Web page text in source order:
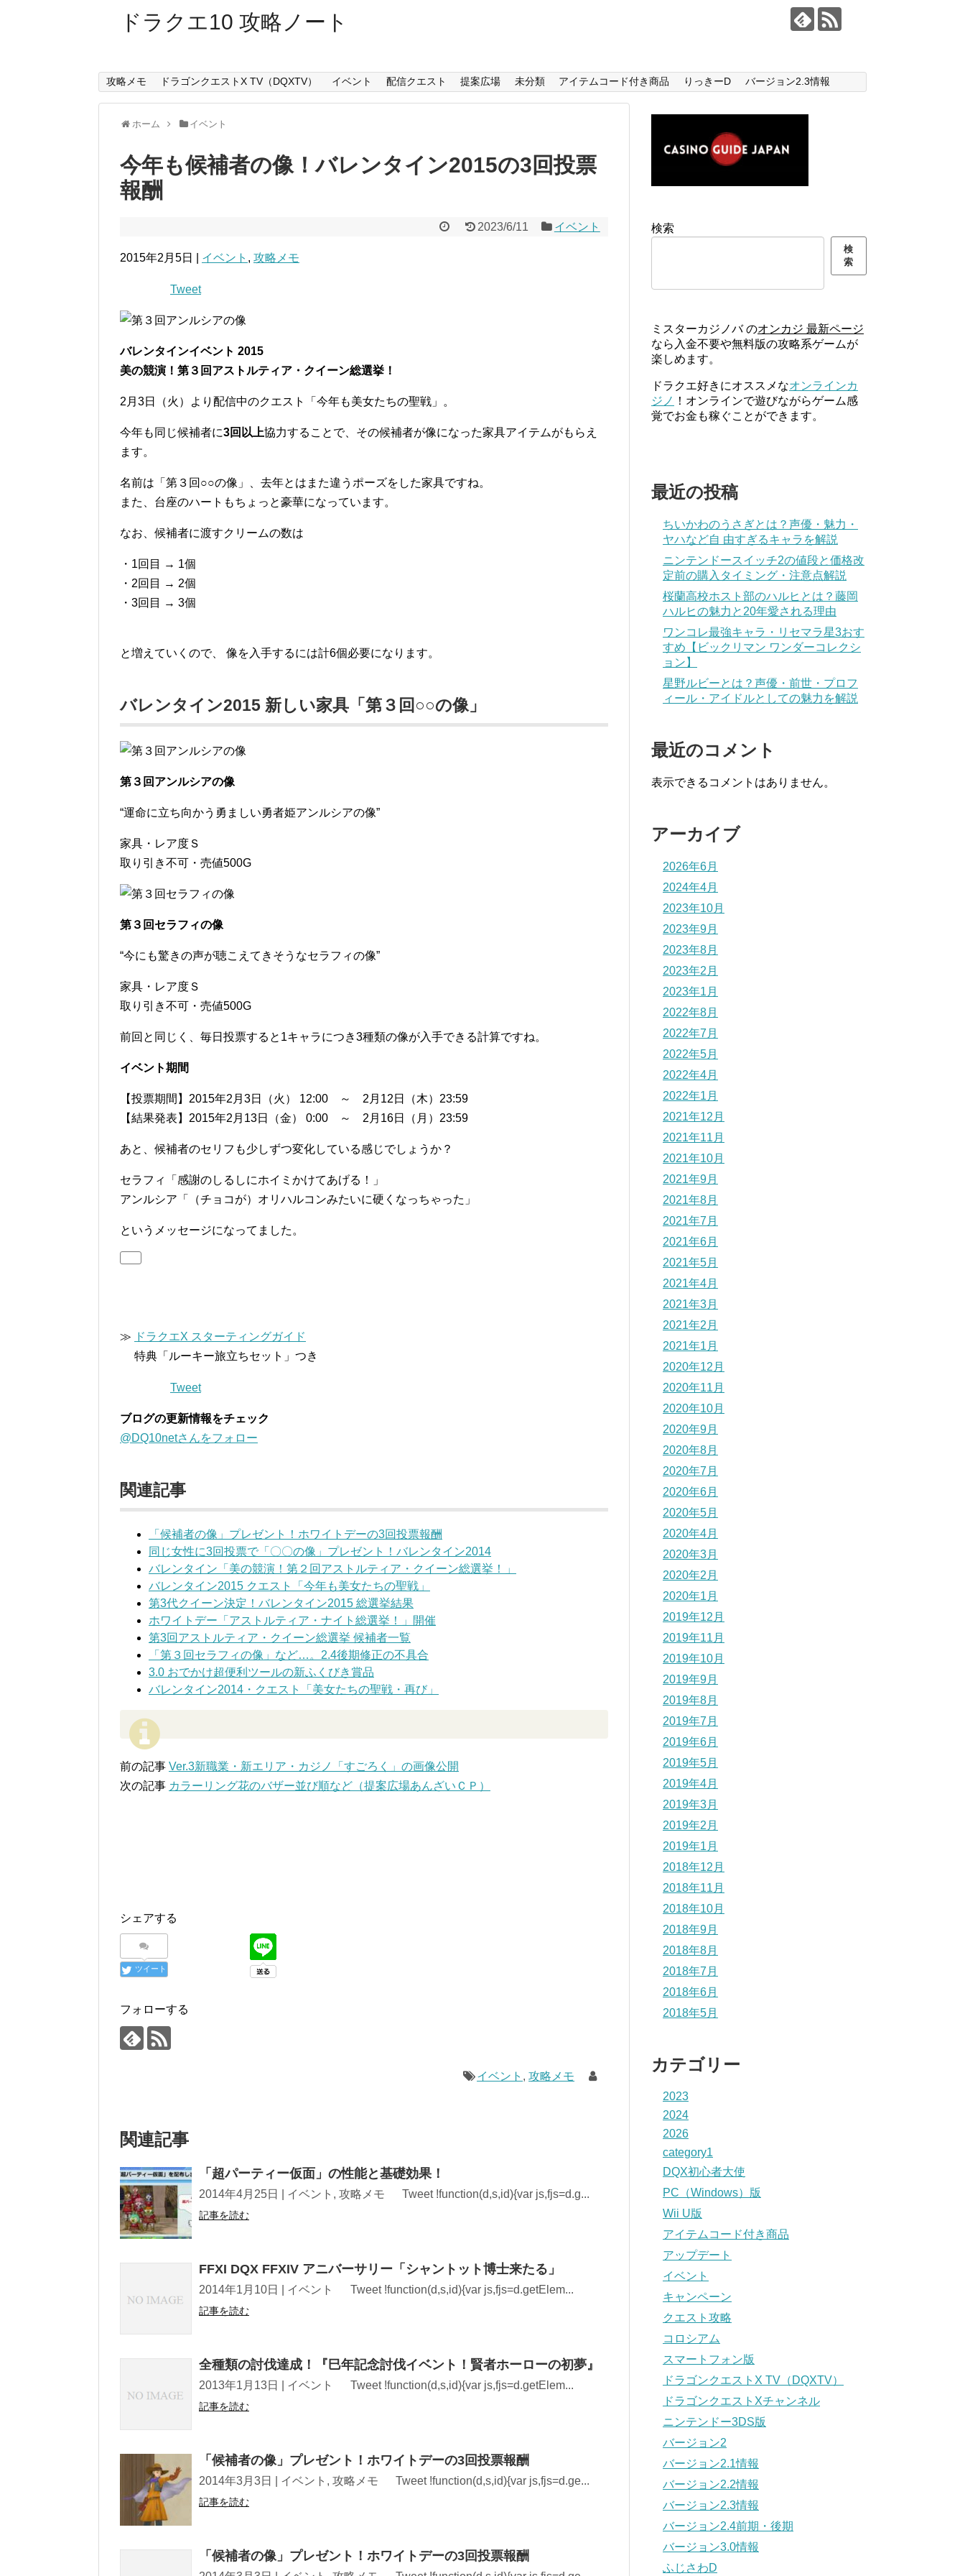
ドラクエ10 攻略ノート
攻略メモ ドラゴンクエストX TV（DQXTV） イベント 配信クエスト 提案広場 未分類 アイテムコード付き商品 りっきーD バージョン2.3情報
ホーム イベント
今年も候補者の像！バレンタイン2015の3回投票
報酬
2023/6/11 イベント
2015年2月5日 | イベント , 攻略メモ
Tweet
バレンタインイベント 2015
美の競演！第３回アストルティア・クイーン総選挙！
2月3日（火）より配信中のクエスト「今年も美女たちの聖戦」。
今年も同じ候補者に3回以上協力することで、その候補者が像になった家具アイテムがもらえ
ます。
名前は「第３回○○の像」、去年とはまた違うポーズをした家具ですね。
また、台座のハートもちょっと豪華になっています。
なお、候補者に渡すクリームの数は
・1回目 → 1個
・2回目 → 2個
・3回目 → 3個
と増えていくので、 像を入手するには計6個必要になります。
バレンタイン2015 新しい家具「第３回○○の像」
第３回アンルシアの像
“運命に立ち向かう勇ましい勇者姫アンルシアの像”
家具・レア度Ｓ
取り引き不可・売値500G
第３回セラフィの像
“今にも驚きの声が聴こえてきそうなセラフィの像”
家具・レア度Ｓ
取り引き不可・売値500G
前回と同じく、毎日投票すると1キャラにつき3種類の像が入手できる計算ですね。
イベント期間
【投票期間】2015年2月3日（火） 12:00 ～ 2月12日（木）23:59
【結果発表】2015年2月13日（金） 0:00 ～ 2月16日（月）23:59
あと、候補者のセリフも少しずつ変化している感じでしょうか？
セラフィ「感謝のしるしにホイミかけてあげる！」
アンルシア「（チョコが）オリハルコンみたいに硬くなっちゃった」
というメッセージになってました。
≫ ドラクエX スターティングガイド
特典「ルーキー旅立ちセット」つき
Tweet
ブログの更新情報をチェック
@DQ10netさんをフォロー
関連記事
「候補者の像」プレゼント！ホワイトデーの3回投票報酬
同じ女性に3回投票で「〇〇の像」プレゼント！バレンタイン2014
バレンタイン「美の競演！第２回アストルティア・クイーン総選挙！」
バレンタイン2015 クエスト「今年も美女たちの聖戦」
第3代クイーン決定！バレンタイン2015 総選挙結果
ホワイトデー「アストルティア・ナイト総選挙！」開催
第3回アストルティア・クイーン総選挙 候補者一覧
「第３回セラフィの像」など…。2.4後期修正の不具合
3.0 おでかけ超便利ツールの新ふくびき賞品
バレンタイン2014・クエスト「美女たちの聖戦・再び」
前の記事 Ver.3新職業・新エリア・カジノ「すごろく」の画像公開
次の記事 カラーリング花のバザー並び順など（提案広場あんざいＣＰ）
シェアする
ツイート
フォローする
イベント ,攻略メモ
関連記事
「超パーティー仮面」の性能と基礎効果！
2014年4月25日 | イベント, 攻略メモ Tweet !function(d,s,id){var js,fjs=d.g...
記事を読む
FFXI DQX FFXIV アニバーサリー「シャントット博士来たる」
2014年1月10日 | イベント Tweet !function(d,s,id){var js,fjs=d.getElem...
記事を読む
全種類の討伐達成！『巳年記念討伐イベント！賢者ホーローの初夢』
2013年1月13日 | イベント Tweet !function(d,s,id){var js,fjs=d.getElem...
記事を読む
「候補者の像」プレゼント！ホワイトデーの3回投票報酬
2014年3月3日 | イベント, 攻略メモ Tweet !function(d,s,id){var js,fjs=d.ge...
記事を読む
「候補者の像」プレゼント！ホワイトデーの3回投票報酬
検索
検
索
ミスターカジノバ のオンカジ 最新ページ
なら入金不要や無料版の攻略系ゲームが
楽しめます。
ドラクエ好きにオススメなオンラインカ
ジノ ！オンラインで遊びながらゲーム感
覚でお金も稼ぐことができます。
最近の投稿
ちいかわのうさぎとは？声優・魅力・
ヤハなど自 由すぎるキャラを解説
ニンテンドースイッチ2の値段と価格改
定前の購入タイミング・注意点解説
桜蘭高校ホスト部のハルヒとは？藤岡
ハルヒの魅力と20年愛される理由
ワンコレ最強キャラ・リセマラ星3おす
すめ【ビックリマン ワンダーコレクシ
ョン】
星野ルビーとは？声優・前世・プロフ
ィール・アイドルとしての魅力を解説
最近のコメント
表示できるコメントはありません。
アーカイブ
2026年6月
2024年4月
2023年10月
2023年9月
2023年8月
2023年2月
2023年1月
2022年8月
2022年7月
2022年5月
2022年4月
2022年1月
2021年12月
2021年11月
2021年10月
2021年9月
2021年8月
2021年7月
2021年6月
2021年5月
2021年4月
2021年3月
2021年2月
2021年1月
2020年12月
2020年11月
2020年10月
2020年9月
2020年8月
2020年7月
2020年6月
2020年5月
2020年4月
2020年3月
2020年2月
2020年1月
2019年12月
2019年11月
2019年10月
2019年9月
2019年8月
2019年7月
2019年6月
2019年5月
2019年4月
2019年3月
2019年2月
2019年1月
2018年12月
2018年11月
2018年10月
2018年9月
2018年8月
2018年7月
2018年6月
2018年5月
カテゴリー
2023
2024
2026
category1
DQX初心者大使
PC（Windows）版
Wii U版
アイテムコード付き商品
アップデート
イベント
キャンペーン
クエスト攻略
コロシアム
スマートフォン版
ドラゴンクエストX TV（DQXTV）
ドラゴンクエストXチャンネル
ニンテンドー3DS版
バージョン2
バージョン2.1情報
バージョン2.2情報
バージョン2.3情報
バージョン2.4前期・後期
バージョン3.0情報
ふじさわD